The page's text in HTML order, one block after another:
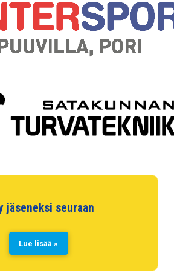
jäseneksi seuraan
Lue lisää »